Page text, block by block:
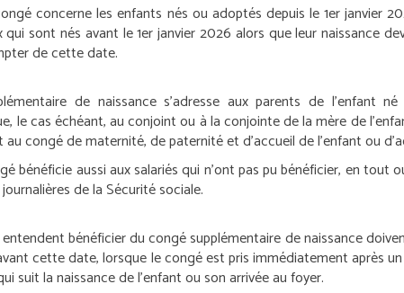
concerne les enfants nés ou adoptés depuis le 1erjanvier
qui sont nés avant le 1erjanvier 2026 alors que leur naissance
de cette date.
de naissance s’adresse aux parents de l’enfant
le cas échéant, au conjoint ou à la conjointe de la mère de
congé de maternité, de paternité et d’accueil de l’enfant ou
bénéficie aussi aux salariés qui n’ont pas pu bénéficier, en
de la Sécurité sociale.
bénéficier du congé supplémentaire de naissance
cette date, lorsque le congé est pris immédiatement après
suit la naissance de l’enfant ou son arrivée au foyer.